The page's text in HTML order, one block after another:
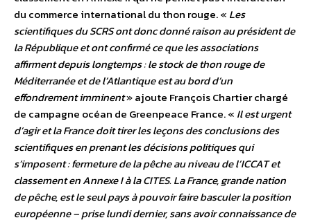
du commerce international du thon rouge. « Les
scientifiques du SCRS ont donc donné raison au président de
la République et ont confirmé ce que les associations
affirment depuis longtemps : le stock de thon rouge de
Méditerranée et de l’Atlantique est au bord d’un
effondrement imminent» ajoute François Chartier chargé
de campagne océan de Greenpeace France. « Il est urgent
d’agir et la France doit tirer les leçons des conclusions des
scientifiques en prenant les décisions politiques qui
s’imposent : fermeture de la pêche au niveau de l’ICCAT et
classement en Annexe I à la CITES. La France, grande nation
de pêche, est le seul pays à pouvoir faire basculer la position
européenne – prise lundi dernier, sans avoir connaissance de